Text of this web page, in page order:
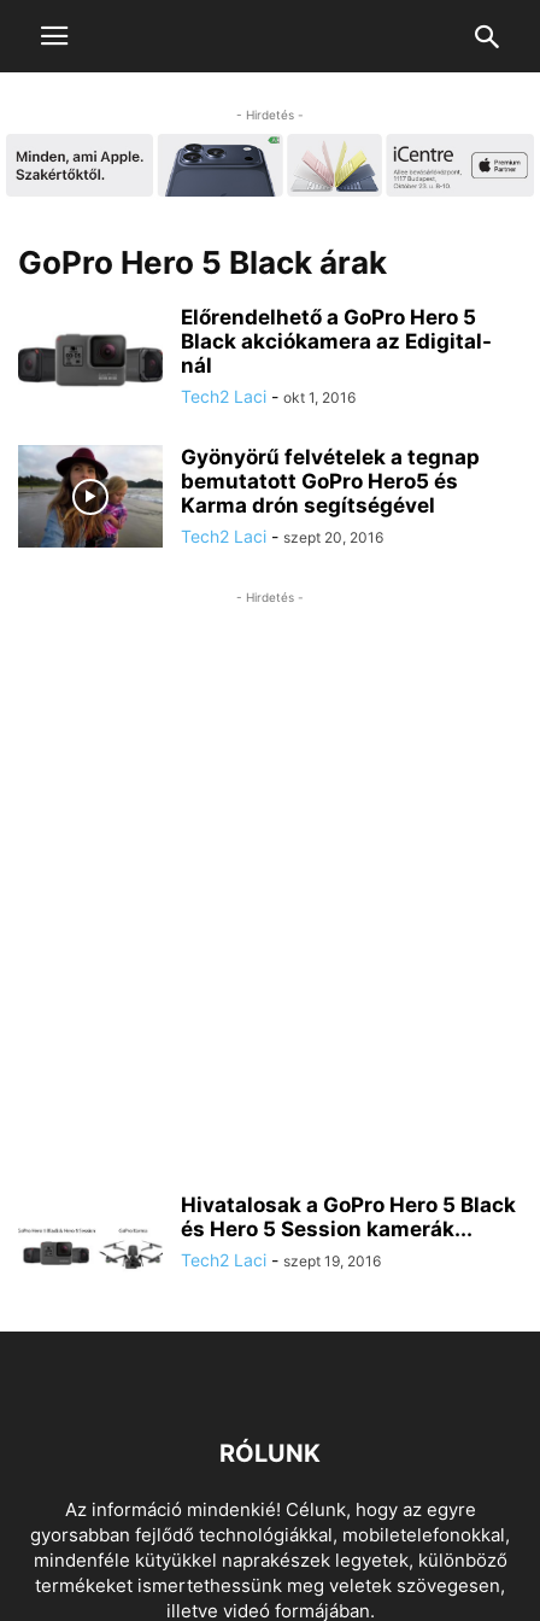
- Hirdetés -
GoPro Hero 5 Black árak
Előrendelhető a GoPro Hero 5
Black akciókamera az Edigital-
nál
Tech2 Laci - okt 1, 2016
Gyönyörű felvételek a tegnap
bemutatott GoPro Hero5 és
Karma drón segítségével
Tech2 Laci - szept 20, 2016
- Hirdetés -
Hivatalosak a GoPro Hero 5 Black
és Hero 5 Session kamerák...
Tech2 Laci - szept 19, 2016
RÓLUNK
Az információ mindenkié! Célunk, hogy az egyre
gyorsabban fejlődő technológiákkal, mobiletelefonokkal,
mindenféle kütyükkel naprakészek legyetek, különböző
termékeket ismertethessünk meg veletek szövegesen,
illetve videó formájában.